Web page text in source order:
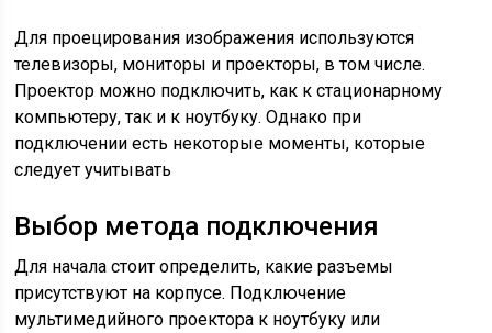
Для проецирования изображения используются
телевизоры, мониторы и проекторы, в том числе.
Проектор можно подключить, как к стационарному
компьютеру, так и к ноутбуку. Однако при
подключении есть некоторые моменты, которые
следует учитывать
Выбор метода подключения
Для начала стоит определить, какие разъемы
присутствуют на корпусе. Подключение
мультимедийного проектора к ноутбуку или